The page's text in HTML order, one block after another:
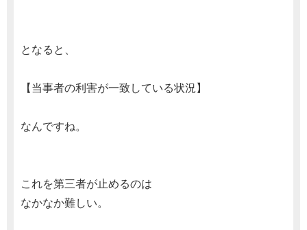
となると、
【当事者の利害が一致している状況】
なんですね。
これを第三者が止めるのは
なかなか難しい。